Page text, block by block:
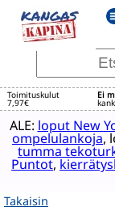
Toimituskulut
7,97€
Ei
ALE: loput New
ompelulankoja,
tumma
Puntot,
Takaisin